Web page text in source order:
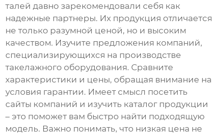
талей давно зарекомендовали себя как
надежные партнеры. Их продукция отличается
не только разумной ценой, но и высоким
качеством. Изучите предложения компаний,
специализирующихся на производстве
такелажного оборудования. Сравните
характеристики и цены, обращая внимание на
условия гарантии. Имеет смысл посетить
сайты компаний и изучить каталог продукции
– это поможет вам быстро найти подходящую
модель. Важно понимать, что низкая цена не